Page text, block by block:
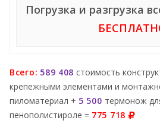
Погрузка и разгрузка
Всего: 589 408 стоимость
крепежными элементами и
пиломатериал + 5 500 термонож
пенополистироле = 775 718